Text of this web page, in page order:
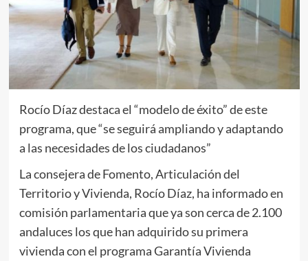
Rocío Díaz destaca el “modelo de éxito” de este
programa, que “se seguirá ampliando y adaptando
a las necesidades de los ciudadanos”
La consejera de Fomento, Articulación del
Territorio y Vivienda, Rocío Díaz, ha informado en
comisión parlamentaria que ya son cerca de 2.100
andaluces los que han adquirido su primera
vivienda con el programa Garantía Vivienda